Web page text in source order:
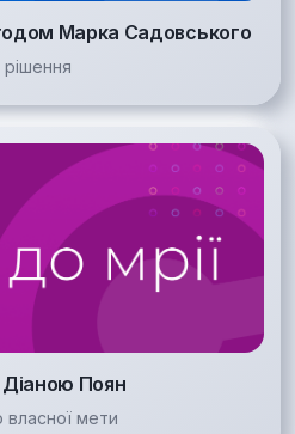
Марка Садовського
Поян
мети